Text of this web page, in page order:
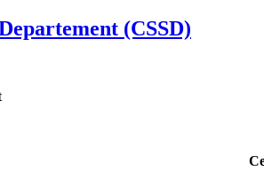
(CSSD)